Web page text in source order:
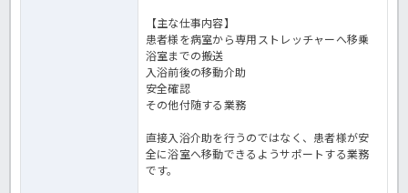
【主な仕事内容】
患者様を病室から専用ストレッチャーへ移乗
浴室までの搬送
入浴前後の移動介助
安全確認
その他付随する業務
直接入浴介助を行うのではなく、患者様が安
全に浴室へ移動できるようサポートする業務
です。